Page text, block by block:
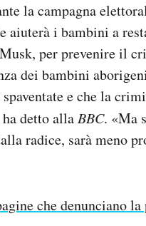
la campagna
aiuterà i bambini a
per prevenire il
dei bambini
e che la
detto allaBBC. «Ma
radice, sarà meno
che denunciano